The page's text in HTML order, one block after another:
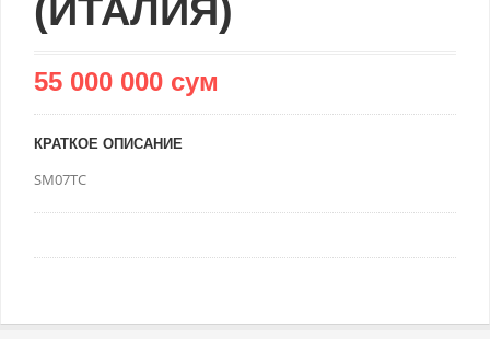
(ИТАЛИЯ)
55 000 000 сум
КРАТКОЕ ОПИСАНИЕ
SM07TC